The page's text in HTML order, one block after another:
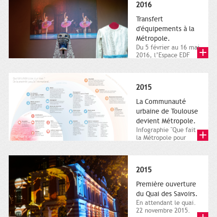
2016
Transfert
d'équipements à la
Métropole.
Du 5 février au 16 mai
2016, l’Espace EDF
2015
La Communauté
urbaine de Toulouse
devient Métropole.
Infographie "Que fait
la Métropole pour
2015
Première ouverture
du Quai des Savoirs.
En attendant le quai.
22 novembre 2015.